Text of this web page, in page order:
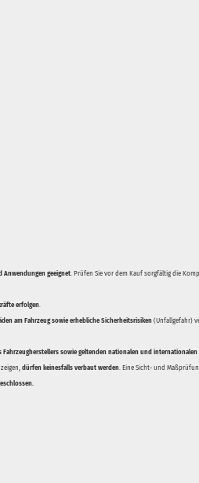
Anwendungen geeignet. Prüfen Sie vor dem Kauf sorgfältig die
erfolgen.
am Fahrzeug sowie erhebliche Sicherheitsrisiken (Unfallgefahr)
Fahrzeugherstellers sowie geltenden nationalen und
dürfen keinesfalls verbaut werden. Eine Sicht- und